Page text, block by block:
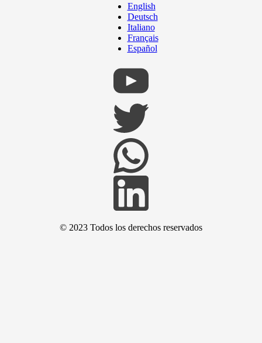
English
Deutsch
Italiano
Français
Español
© 2023 Todos los derechos reservados